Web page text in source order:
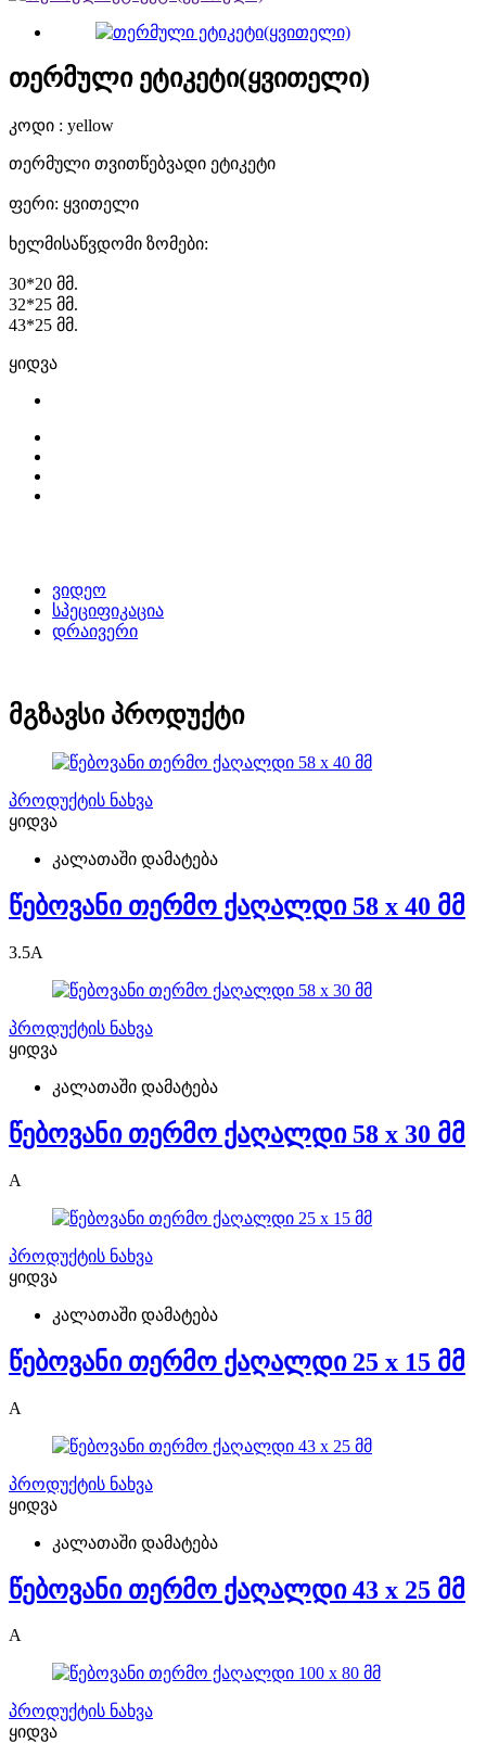
თერმული ეტიკეტი(ყვითელი)
კოდი : yellow
თერმული თვითწებვადი ეტიკეტი
ფერი: ყვითელი
ხელმისაწვდომი ზომები:
30*20 მმ.
32*25 მმ.
43*25 მმ.
ყიდვა
ვიდეო
სპეციფიკაცია
დრაივერი
მგზავსი პროდუქტი
პროდუქტის ნახვა
ყიდვა
კალათაში დამატება
წებოვანი თერმო ქაღალდი 58 x 40 მმ
3.5A
პროდუქტის ნახვა
ყიდვა
კალათაში დამატება
წებოვანი თერმო ქაღალდი 58 x 30 მმ
A
პროდუქტის ნახვა
ყიდვა
კალათაში დამატება
წებოვანი თერმო ქაღალდი 25 x 15 მმ
A
პროდუქტის ნახვა
ყიდვა
კალათაში დამატება
წებოვანი თერმო ქაღალდი 43 x 25 მმ
A
პროდუქტის ნახვა
ყიდვა